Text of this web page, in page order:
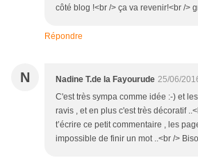
côté blog !<br /> ça va revenir!<br />
Répondre
N Nadine T.de la Fayourude 25/06/
C'est très sympa comme idée :-) et
ravis , et en plus c'est très décoratif
t’écrire ce petit commentaire , les
impossible de finir un mot ..<br />